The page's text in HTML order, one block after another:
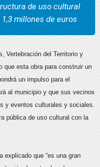
de uso cultural
millones de euros
Vertebración del Territorio y
que esta obra para construir un
un impulso para el
al municipio y que sus vecinos
y eventos culturales y sociales.
pública de uso cultural con la
explicado que “es una gran